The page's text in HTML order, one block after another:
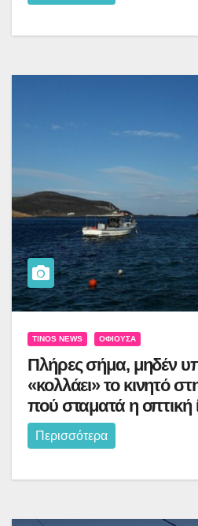
TINOS NEWS ΟΦΙΟΎΣΑ
Πλήρες σήμα, μηδέν
«κολλάει» το κινητό
πού σταματά η οπτική
Περισσότερα